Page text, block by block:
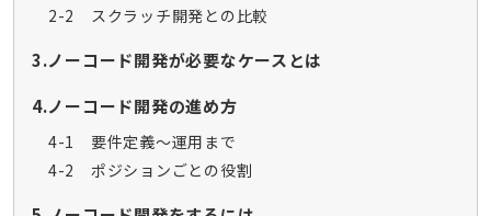
2-2 スクラッチ開発との比較
3.ノーコード開発が必要なケースとは
4.ノーコード開発の進め方
4-1 要件定義～運用まで
4-2 ポジションごとの役割